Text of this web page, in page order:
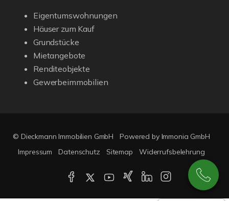
Eigentumswohnungen
Häuser zum Kauf
Grundstücke
Mietangebote
Renditeobjekte
Gewerbeimmobilien
© Dieckmann Immobilien GmbH
Powered by Immonia GmbH
Impressum
Datenschutz Sitemap Widerrufsbelehrung